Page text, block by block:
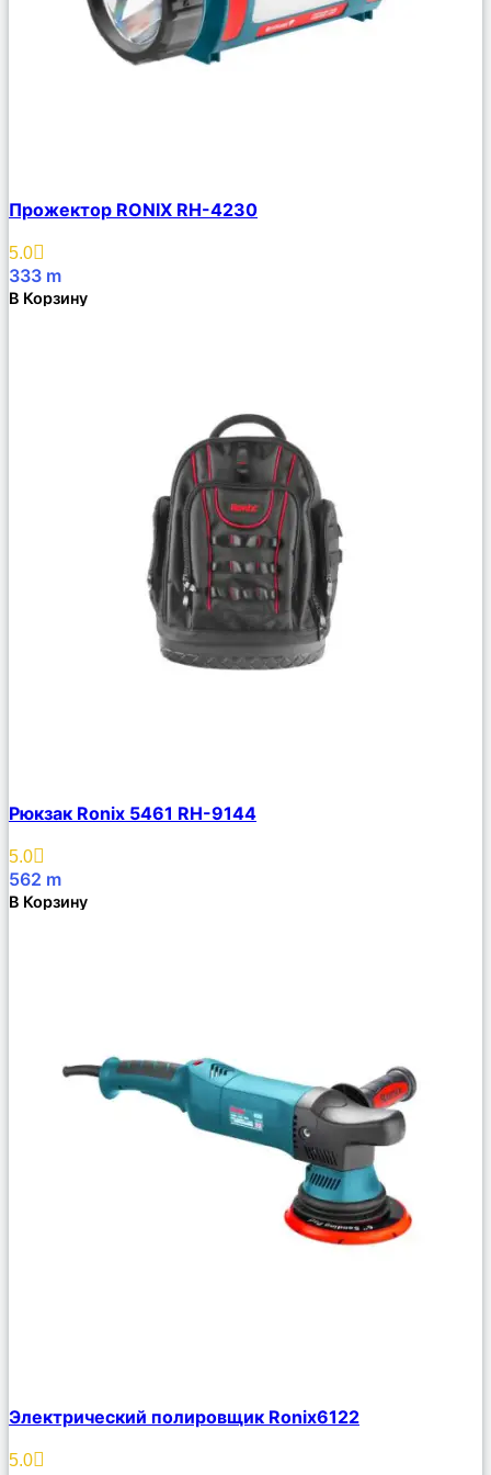
Описание
Избранное
Прожектор RONIX RH-4230
5.0
333 m
В Корзину
Описание
Избранное
Рюкзак Ronix 5461 RH-9144
5.0
562 m
В Корзину
Описание
Избранное
Электрический полировщик Ronix6122
5.0